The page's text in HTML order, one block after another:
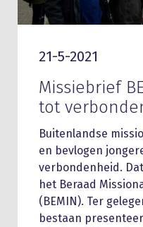
21-5-2021
Missiebrief
tot
Buitenlandse
en bevlogen
verbondenheid.
het Beraad
(BEMIN). Ter
bestaan